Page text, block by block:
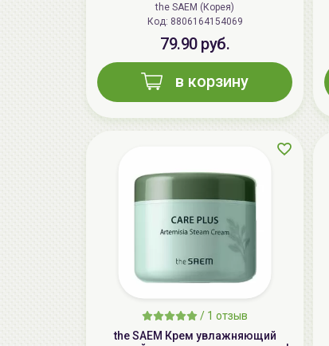
the SAEM (Корея)
Код: 8806164154069
79.90 руб.
в корзину
/ 1 отзыв
the SAEM Крем увлажняющий